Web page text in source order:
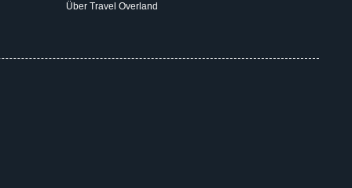
Über Travel Overland